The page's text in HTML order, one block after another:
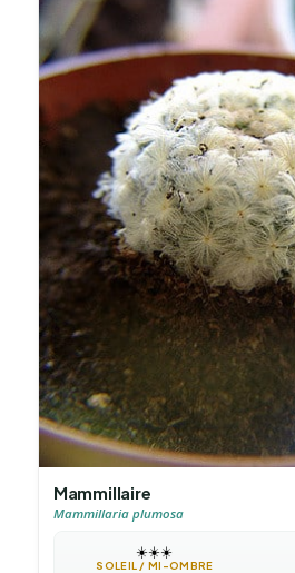
Mammillaire
Mammillaria plumosa
☀️☀️☀️
SOLEIL / MI-OMBRE